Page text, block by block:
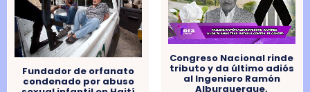
Fundador de orfanato
condenado por abuso
Congreso Nacional rinde
tributo y da último adiós
al Ingeniero Ramón
Alburquerque,